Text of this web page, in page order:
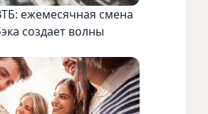
ежемесячная смена
создает волны